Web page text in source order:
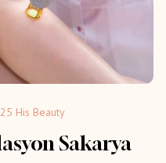
His Beauty
Sakarya